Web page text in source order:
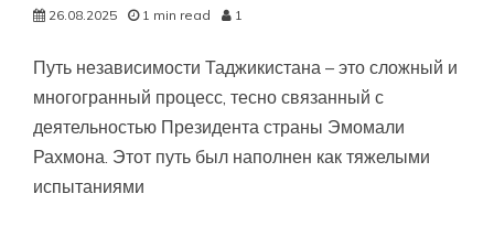
26.08.2025 1 min read 1
Путь независимости Таджикистана – это сложный и
многогранный процесс, тесно связанный с
деятельностью Президента страны Эмомали
Рахмона. Этот путь был наполнен как тяжелыми
испытаниями